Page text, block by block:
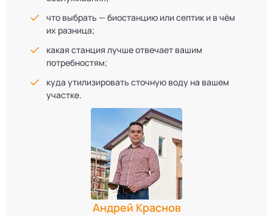
что выбрать — биостанцию или септик и в чём
их разница;
какая станция лучше отвечает вашим
потребностям;
куда утилизировать сточную воду на вашем
участке.
Андрей Краснов